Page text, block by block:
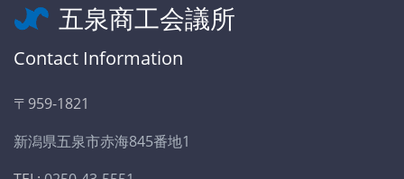
五泉商工会議所
Contact Information
〒959-1821
新潟県五泉市赤海845番地1